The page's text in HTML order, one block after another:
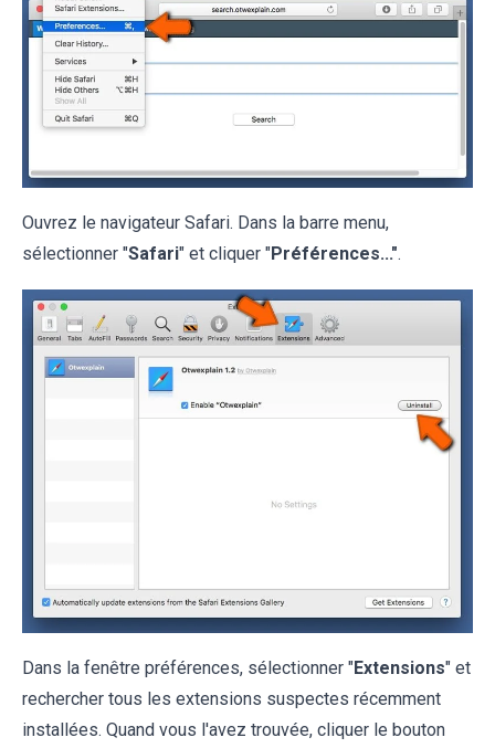
Ouvrez le navigateur Safari. Dans la barre menu,
sélectionner "Safari" et cliquer "Préférences...".
Dans la fenêtre préférences, sélectionner "Extensions" et
rechercher tous les extensions suspectes récemment
installées. Quand vous l'avez trouvée, cliquer le bouton